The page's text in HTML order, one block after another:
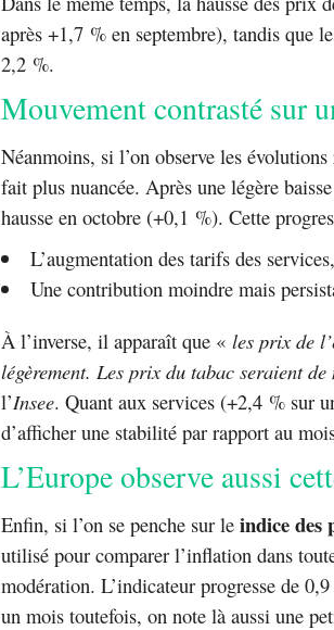
après +1,7 % en septembre), tandis que
2,2 %.
Mouvement contrasté sur
Néanmoins, si l’on observe les
fait plus nuancée. Après une légère
hausse en octobre (+0,1 %). Cette
L’augmentation des tarifs des
Une contribution moindre mais
À l’inverse, il apparaît que « les prix de
légèrement. Les prix du tabac seraient
l’Insee. Quant aux services (+2,4 % sur
d’afficher une stabilité par rapport au
L’Europe observe aussi
Enfin, si l’on se penche sur le indice des
utilisé pour comparer l’inflation dans
modération. L’indicateur progresse de
un mois toutefois, on note là aussi une